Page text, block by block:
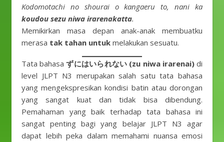
Kodomotachi no shourai o kangaeru to, nani ka
koudou sezu niwa irarenakatta.
Memikirkan masa depan anak-anak membuatku
merasa tak tahan untuk melakukan sesuatu.
Tata bahasaずにはいられない (zu niwa irarenai)di
level JLPT N3 merupakan salah satu tata bahasa
yang mengekspresikan kondisi batin atau dorongan
yang sangat kuat dan tidak bisa dibendung.
Pemahaman yang baik terhadap tata bahasa ini
sangat penting bagi yang belajar JLPT N3 agar
dapat lebih peka dalam memahami nuansa emosi